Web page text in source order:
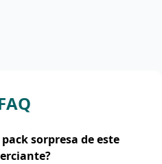
sorpresa de este